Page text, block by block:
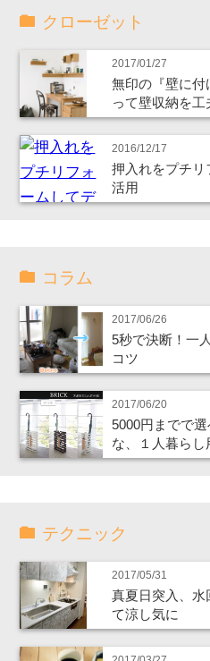
クローゼット
2017/01/27
無印の『壁に付
って壁収納を工
2016/12/17
押入れをプチリ
活用
コラム
2017/06/26
5秒で決断！一
コツ
2017/06/20
5000円までで
な、１人暮らし
テクニック
2017/05/31
真夏日突入、水
て涼し気に